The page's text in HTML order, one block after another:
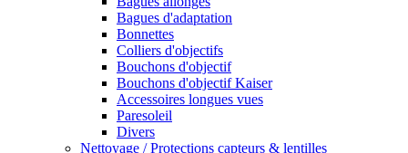
Bagues d'adaptation
Bonnettes
Colliers d'objectifs
Bouchons d'objectif
Bouchons d'objectif Kaiser
Accessoires longues vues
Paresoleil
Divers
Nettoyage / Protections capteurs & lentilles